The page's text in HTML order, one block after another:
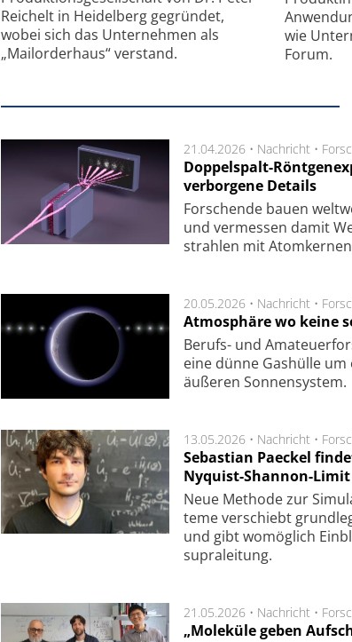
Reichelt in Heidelberg gegründet,
wobei sich das Unternehmen als
„Mailorderhaus“ verstand.
wie
Forum.
21.04.2026 • Nachricht •
Doppelspalt-
verborgene Details
For­schen­de bau­en
und ver­mes­sen da­mit
strah­len mit
20.05.2026 • Nachricht •
Atmosphäre wo keine
Berufs- und
eine dün­ne Gas­hül­le
äu­ße­ren Son­nen­sys­tem.
13.05.2026 • Nachricht •
Sebastian Paeckel
Nyquist-Shannon-
Neue Methode zur
te­me ver­schiebt
und gibt wo­mög­lich
supra­lei­tung.
21.05.2026 • Nachricht •
„Moleküle geben